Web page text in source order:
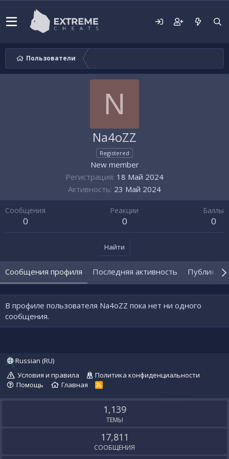
Пользователи
N
Na4oZZ
Registered
New member
Регистрация 18 Май 2024
Активность 23 Май 2024
Сообщения
0
Реакции
0
Баллы
0
Найти
Сообщения профиля Последняя активность
В профиле пользователя Na4oZZ пока нет ни одного
сообщения.
Russian (RU)
Условия и правила
Политика конфиденциальности
Помощь
Главная
R
S
1,139
ТЕМЫ
17,811
СООБЩЕНИЯ